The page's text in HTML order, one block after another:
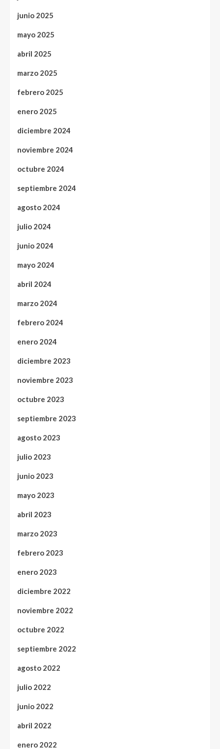
junio 2025
mayo 2025
abril 2025
marzo 2025
febrero 2025
enero 2025
diciembre 2024
noviembre 2024
octubre 2024
septiembre 2024
agosto 2024
julio 2024
junio 2024
mayo 2024
abril 2024
marzo 2024
febrero 2024
enero 2024
diciembre 2023
noviembre 2023
octubre 2023
septiembre 2023
agosto 2023
julio 2023
junio 2023
mayo 2023
abril 2023
marzo 2023
febrero 2023
enero 2023
diciembre 2022
noviembre 2022
octubre 2022
septiembre 2022
agosto 2022
julio 2022
junio 2022
abril 2022
enero 2022